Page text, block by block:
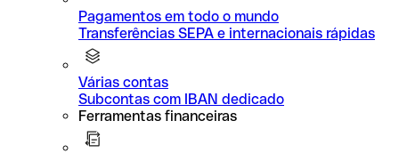
Pagamentos em todo o mundo
Transferências SEPA e internacionais rápidas
Várias contas
Subcontas com IBAN dedicado
Ferramentas financeiras